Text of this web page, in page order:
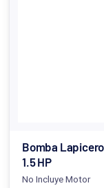
Bomba Lapicero
1.5 HP
No Incluye Motor